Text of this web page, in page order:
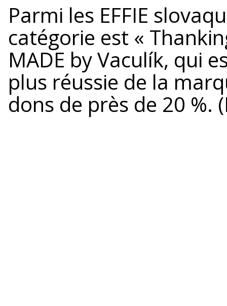
Parmi les EFFIE
catégorie est «
MADE by Vaculík, qui
plus réussie de la
dons de près de 20 %.